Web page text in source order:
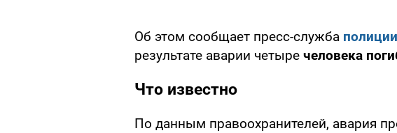
Об этом сообщает пресс-служба
результате аварии четыре человека
Что известно
По данным правоохранителей, авария